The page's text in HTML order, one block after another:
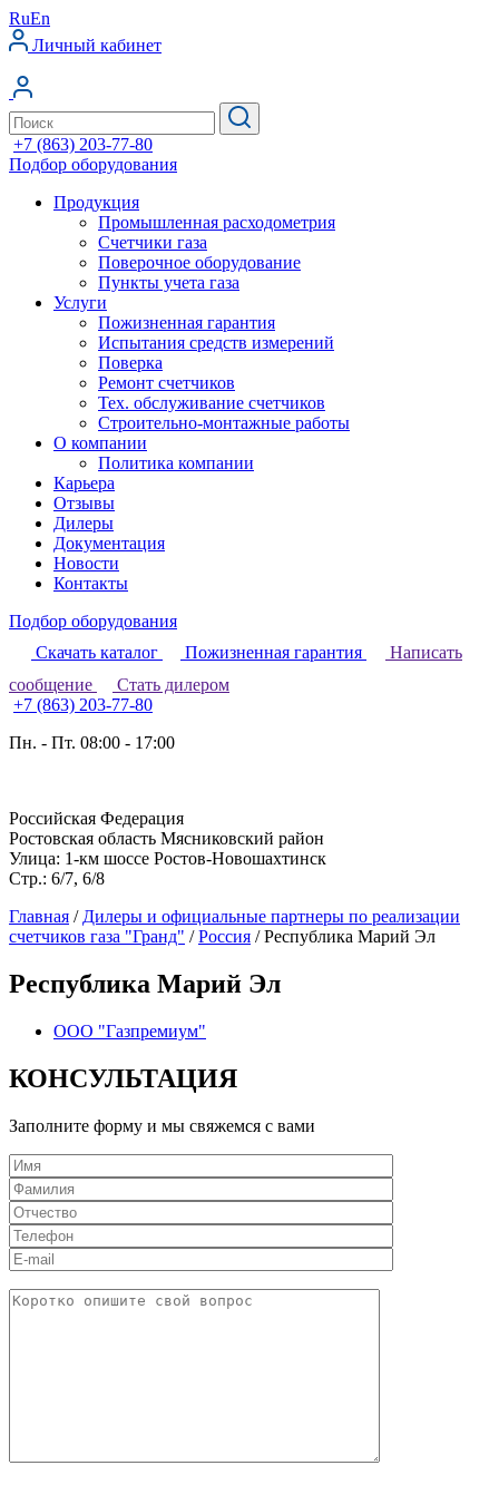
RuEn
Личный кабинет
+7 (863) 203-77-80
Подбор оборудования
Продукция
Промышленная расходометрия
Счетчики газа
Поверочное оборудование
Пункты учета газа
Услуги
Пожизненная гарантия
Испытания средств измерений
Поверка
Ремонт счетчиков
Тех. обслуживание счетчиков
Строительно-монтажные работы
О компании
Политика компании
Карьера
Отзывы
Дилеры
Документация
Новости
Контакты
Подбор оборудования
Скачать каталог
Пожизненная гарантия
Написать
сообщение
Стать дилером
+7 (863) 203-77-80
Пн. - Пт. 08:00 - 17:00
Российская Федерация
Ростовская область Мясниковский район
Улица: 1-км шоссе Ростов-Новошахтинск
Стр.: 6/7, 6/8
Главная / Дилеры и официальные партнеры по реализации
счетчиков газа "Гранд" /Россия /Республика Марий Эл
Республика Марий Эл
ООО "Газпремиум"
КОНСУЛЬТАЦИЯ
Заполните форму и мы свяжемся с вами